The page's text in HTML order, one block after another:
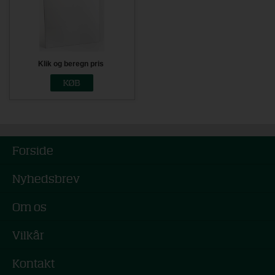
Klik og beregn pris
Forside
Nyhedsbrev
Om os
Vilkår
Kontakt